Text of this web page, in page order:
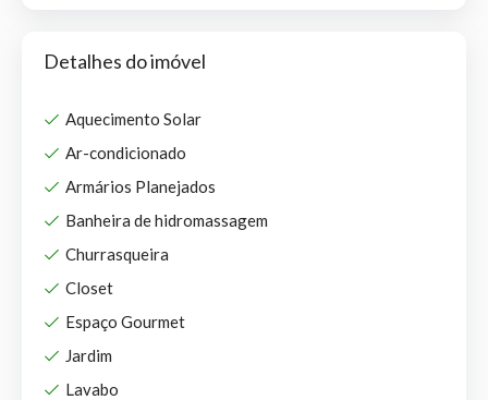
Detalhes do imóvel
Aquecimento Solar
Ar-condicionado
Armários Planejados
Banheira de hidromassagem
Churrasqueira
Closet
Espaço Gourmet
Jardim
Lavabo